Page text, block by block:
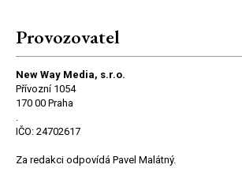
Provozovatel
New Way Media, s.r.o.
Přívozní 1054
170 00 Praha
.
IČO: 24702617
Za redakci odpovídá Pavel Malátný.